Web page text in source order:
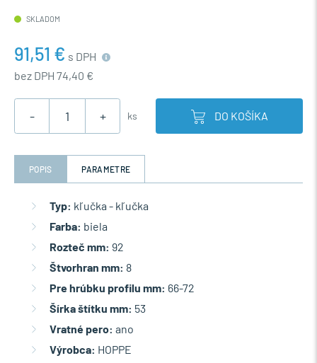
SKLADOM
91,51 € s DPH
bez DPH 74,40 €
- + ks DO KOŠÍKA
POPIS PARAMETRE
Typ: kľučka - kľučka
Farba: biela
Rozteč mm: 92
Štvorhran mm: 8
Pre hrúbku profilu mm: 66-72
Šírka štítku mm: 53
Vratné pero: ano
Výrobca: HOPPE